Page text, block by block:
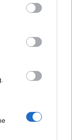
σeξι πόζες
μερικες